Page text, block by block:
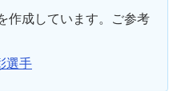
作成しています。ご参考
選手